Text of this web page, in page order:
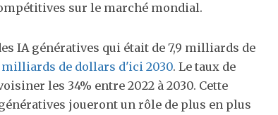
sur le marché mondial.
IA génératives qui était de 7,9 milliards de
milliards de dollars d'ici 2030. Le taux de
les 34% entre 2022 à 2030​​. Cette
joueront un rôle de plus en plus